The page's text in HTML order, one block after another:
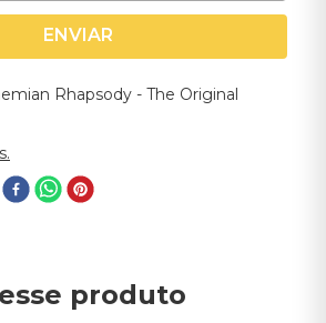
ENVIAR
Rhapsody - The Original
produto